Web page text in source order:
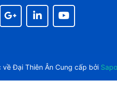
vềĐại Thiên Ân Cung cấp bởi Sapo